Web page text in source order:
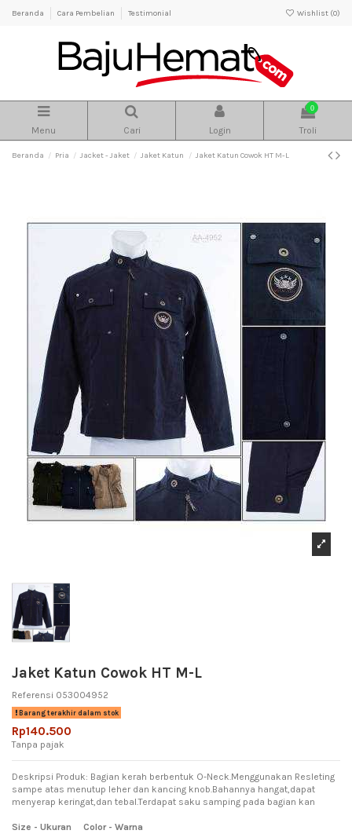
Beranda Cara Pembelian Testimonial Wishlist (0)
Menu Cari Login
0
Troli
Beranda Pria Jacket - Jaket Jaket Katun Jaket Katun Cowok HT M-L
Jaket Katun Cowok HT M-L
Referensi 053004952
Barang terakhir dalam stok
Rp140.500
Tanpa pajak
Deskripsi Produk: Bagian kerah berbentuk O-Neck.Menggunakan Resleting
sampe atas menutup leher dan kancing knob.Bahannya hangat,dapat
menyerap keringat,dan tebal.Terdapat saku samping pada bagian kan
Size - Ukuran
Color - Warna